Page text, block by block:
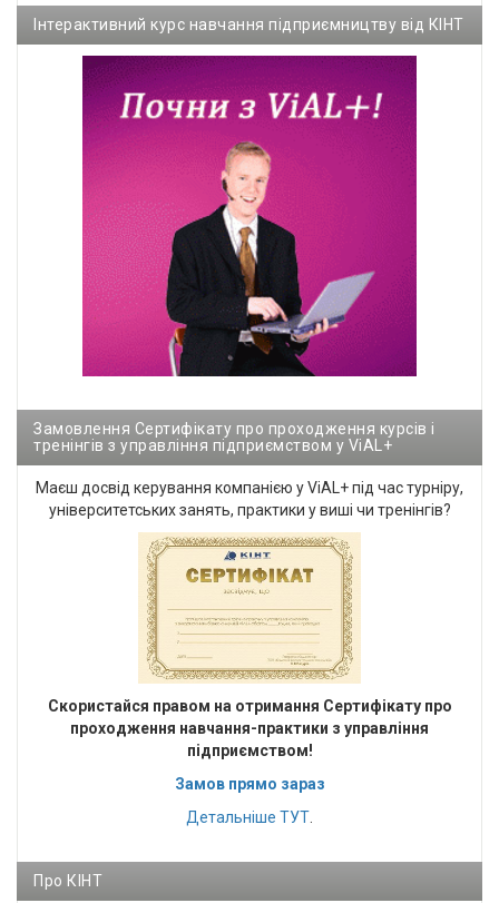
Інтерактивний курс навчання підприємництву від КІНТ
Замовлення Сертифікату про проходження курсів і
тренінгів з управління підприємством у ViAL+
Маєш досвід керування компанією у ViAL+ під час турніру,
університетських занять, практики у виші чи тренінгів?
Cкористайся правом на отримання Сертифікату про
проходження навчання-практики з управління
підприємством!
Замов прямо зараз
Детальніше ТУТ.
Про КІНТ